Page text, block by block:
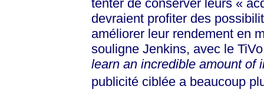
tenter de conserver leurs «
devraient profiter des
améliorer leur rendement en
souligne Jenkins, avec le
learn an incredible amount of
publicité ciblée a beaucoup